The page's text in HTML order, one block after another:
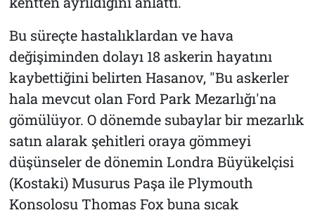
Bu süreçte hastalıklardan ve hava
değişiminden dolayı 18 askerin hayatını
kaybettiğini belirten Hasanov, "Bu askerler
hala mevcut olan Ford Park Mezarlığı'na
gömülüyor. O dönemde subaylar bir mezarlık
satın alarak şehitleri oraya gömmeyi
düşünseler de dönemin Londra Büyükelçisi
(Kostaki) Musurus Paşa ile Plymouth
Konsolosu Thomas Fox buna sıcak